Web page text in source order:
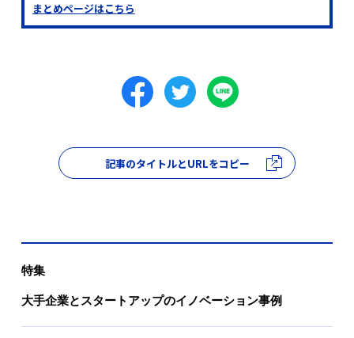
まとめページはこちら
記事のタイトルとURLをコピー
特集
大手企業とスタートアップのイノベーション事例